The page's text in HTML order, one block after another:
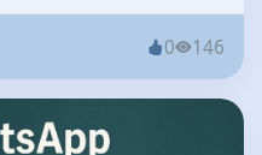
0 146